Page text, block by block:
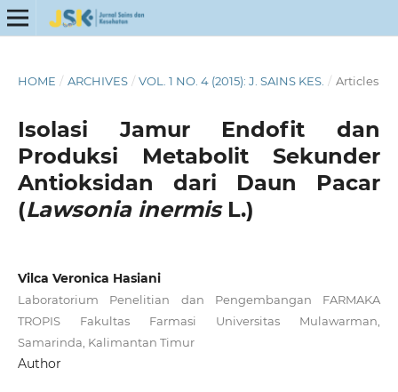
HOME / ARCHIVES / VOL. 1 NO. 4 (2015): J. SAINS KES. / Articles
Isolasi Jamur Endofit dan
Produksi Metabolit Sekunder
Antioksidan dari Daun Pacar
(Lawsonia inermisL.)
Vilca Veronica Hasiani
Laboratorium Penelitian dan Pengembangan FARMAKA
TROPIS Fakultas Farmasi Universitas Mulawarman,
Samarinda, Kalimantan Timur
Author